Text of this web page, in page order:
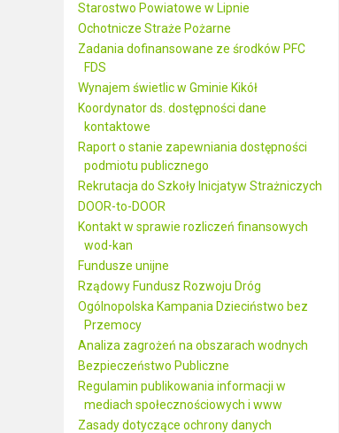
Starostwo Powiatowe w Lipnie
Ochotnicze Straże Pożarne
Zadania dofinansowane ze środków PFC
FDS
Wynajem świetlic w Gminie Kikół
Koordynator ds. dostępności dane
kontaktowe
Raport o stanie zapewniania dostępności
podmiotu publicznego
Rekrutacja do Szkoły Inicjatyw Strażniczych
DOOR-to-DOOR
Kontakt w sprawie rozliczeń finansowych
wod-kan
Fundusze unijne
Rządowy Fundusz Rozwoju Dróg
Ogólnopolska Kampania Dzieciństwo bez
Przemocy
Analiza zagrożeń na obszarach wodnych
Bezpieczeństwo Publiczne
Regulamin publikowania informacji w
mediach społecznościowych i www
Zasady dotyczące ochrony danych